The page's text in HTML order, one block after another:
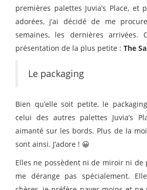
premières palettes Juvia’s Place, et
adorées, j’ai décidé de me
semaines, les dernières arrivées.
présentation de la plus petite : The
Le packaging
Bien qu’elle soit petite, le
celui des autres palettes Juvia’s
aimanté sur les bords. Plus de la
sont ainsi. J’adore ! 😀
Elles ne possèdent ni de miroir ni de
me dérange pas spécialement.